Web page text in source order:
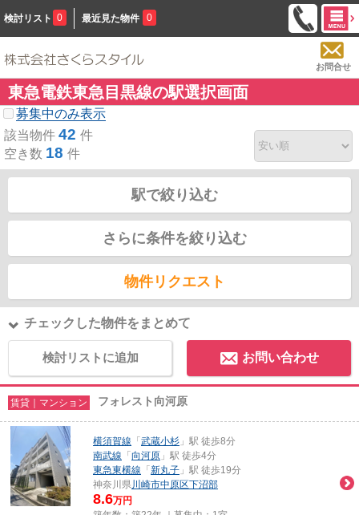
検討リスト 0 最近見た物件 0
お問合せ
東急電鉄東急目黒線の駅選択画面
募集中のみ表示
該当物件 42 件
空き数 18 件
駅で絞り込む
さらに条件を絞り込む
物件リクエスト
チェックした物件をまとめて
検討リストに追加 お問い合わせ
賃貸｜マンション フォレスト向河原
横須賀線 「 武蔵小杉 」駅 徒歩8分
南武線 「 向河原 」駅 徒歩4分
東急東横線 「 新丸子 」駅 徒歩19分
神奈川県川崎市中原区下沼部
8.6万円